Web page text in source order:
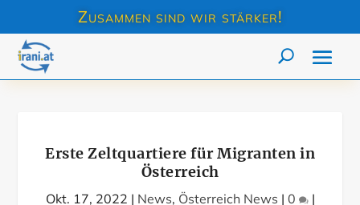
Zusammen sind wir stärker!
Erste Zeltquartiere für Migranten in
Österreich
Okt. 17, 2022 | News, Österreich News | 0 |